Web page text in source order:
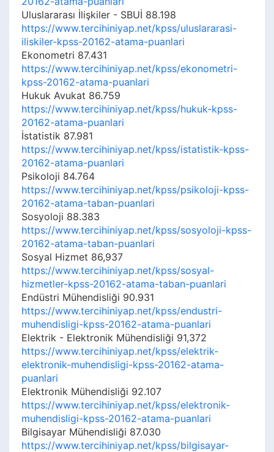
Uluslararası İlişkiler - SBUİ 88.198
https://www.tercihiniyap.net/kpss/uluslararasi-
iliskiler-kpss-20162-atama-puanlari
Ekonometri 87.431
https://www.tercihiniyap.net/kpss/ekonometri-
kpss-20162-atama-puanlari
Hukuk Avukat 86.759
https://www.tercihiniyap.net/kpss/hukuk-kpss-
20162-atama-puanlari
İstatistik 87.981
https://www.tercihiniyap.net/kpss/istatistik-kpss-
20162-atama-puanlari
Psikoloji 84.764
https://www.tercihiniyap.net/kpss/psikoloji-kpss-
20162-atama-taban-puanlari
Sosyoloji 88.383
https://www.tercihiniyap.net/kpss/sosyoloji-kpss-
20162-atama-taban-puanlari
Sosyal Hizmet 86,937
https://www.tercihiniyap.net/kpss/sosyal-
hizmetler-kpss-20162-atama-taban-puanlari
Endüstri Mühendisliği 90.931
https://www.tercihiniyap.net/kpss/endustri-
muhendisligi-kpss-20162-atama-puanlari
Elektrik - Elektronik Mühendisliği 91,372
https://www.tercihiniyap.net/kpss/elektrik-
elektronik-muhendisligi-kpss-20162-atama-
puanlari
Elektronik Mühendisliği 92.107
https://www.tercihiniyap.net/kpss/elektronik-
muhendisligi-kpss-20162-atama-puanlari
Bilgisayar Mühendisliği 87.030
https://www.tercihiniyap.net/kpss/bilgisayar-